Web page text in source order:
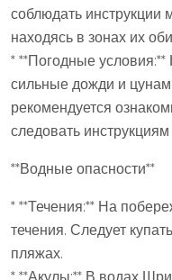
соблюдать инструкции
находясь в зонах их
* **Погодные
сильные дожди и
рекомендуется
следовать
**Водные опасности**
* **Течения:** На
течения. Следует
пляжах.
* **Акулы:** В водах